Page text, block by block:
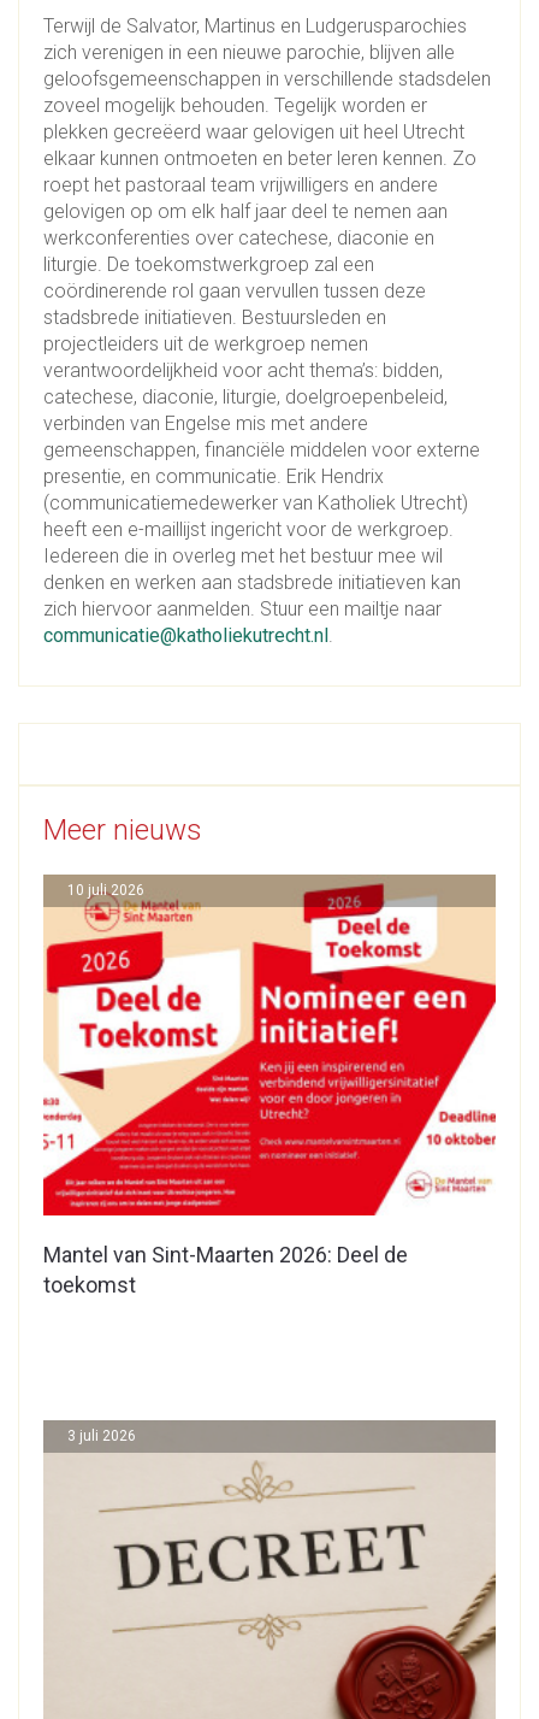
Terwijl de Salvator, Martinus en Ludgerusparochies
zich verenigen in een nieuwe parochie, blijven alle
geloofsgemeenschappen in verschillende stadsdelen
zoveel mogelijk behouden. Tegelijk worden er
plekken gecreëerd waar gelovigen uit heel Utrecht
elkaar kunnen ontmoeten en beter leren kennen. Zo
roept het pastoraal team vrijwilligers en andere
gelovigen op om elk half jaar deel te nemen aan
werkconferenties over catechese, diaconie en
liturgie. De toekomstwerkgroep zal een
coördinerende rol gaan vervullen tussen deze
stadsbrede initiatieven. Bestuursleden en
projectleiders uit de werkgroep nemen
verantwoordelijkheid voor acht thema’s: bidden,
catechese, diaconie, liturgie, doelgroepenbeleid,
verbinden van Engelse mis met andere
gemeenschappen, financiële middelen voor externe
presentie, en communicatie. Erik Hendrix
(communicatiemedewerker van Katholiek Utrecht)
heeft een e-maillijst ingericht voor de werkgroep.
Iedereen die in overleg met het bestuur mee wil
denken en werken aan stadsbrede initiatieven kan
zich hiervoor aanmelden. Stuur een mailtje naar
communicatie@katholiekutrecht.nl.
Meer nieuws
Mantel van Sint-Maarten 2026: Deel de
toekomst
10 juli 2026
3 juli 2026